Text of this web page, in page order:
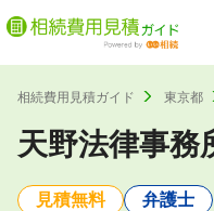
相続費用見積ガイド 東京都
天野法律事務
見積無料 弁護士